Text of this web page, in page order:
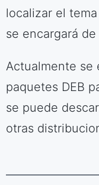
localizar el
se encargará
Actualmente se
paquetes DEB
se puede
otras